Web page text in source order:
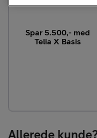
Spar 5.500,- med
Telia X Basis
Allerede